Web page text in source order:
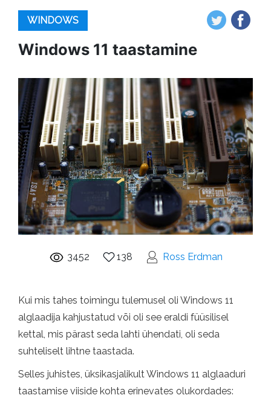
WINDOWS
Windows 11 taastamine
3452 138 Ross Erdman
Kui mis tahes toimingu tulemusel oli Windows 11
alglaadija kahjustatud või oli see eraldi füüsilisel
kettal, mis pärast seda lahti ühendati, oli seda
suhteliselt lihtne taastada.
Selles juhistes, üksikasjalikult Windows 11 alglaaduri
taastamise viiside kohta erinevates olukordades: